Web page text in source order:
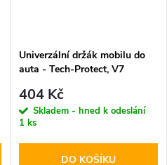
Univerzální držák mobilu do
auta - Tech-Protect, V7
404 Kč
Skladem - hned k odeslání
1 ks
DO KOŠÍKU